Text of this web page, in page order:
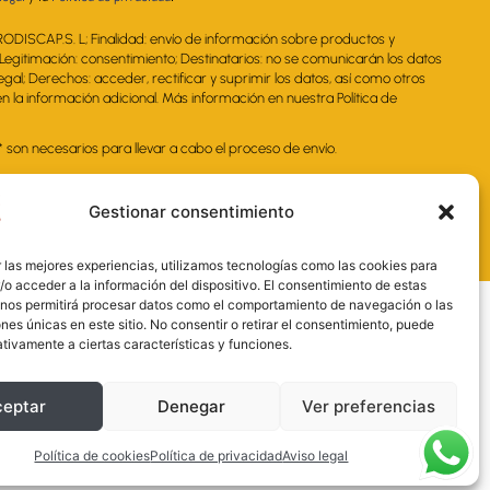
Gestionar consentimiento
las mejores experiencias, utilizamos tecnologías como las cookies para
o acceder a la información del dispositivo. El consentimiento de estas
permitirá procesar datos como el comportamiento de navegación o las
únicas en este sitio. No consentir o retirar el consentimiento, puede
a ciertas características y funciones.
Denegar Ver preferencias
Política de cookiesPolítica de privacidadAviso legal
L; Finalidad: envío de información sobre productos y
consentimiento; Destinatarios: no se comunicarán los datos
Derechos: acceder, rectificar y suprimir los datos, así como otros
la información adicional. Más información en nuestra Política de
necesarios para llevar a cabo el proceso de envío.
y la Administración de la Junta de
más competitivo.